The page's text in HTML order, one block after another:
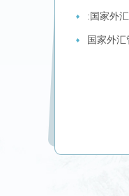
:国家外
国家外